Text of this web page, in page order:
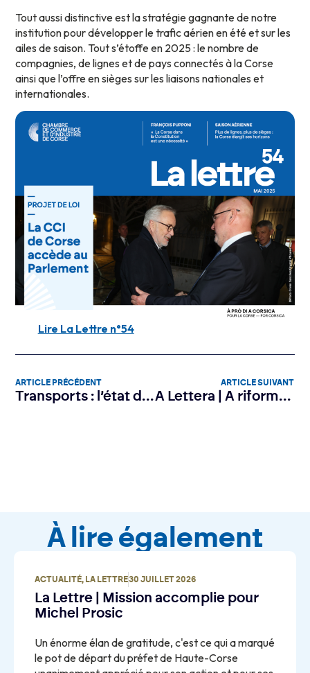
Tout aussi distinctive est la stratégie gagnante de notre
institution pour développer le trafic aérien en été et sur les
ailes de saison. Tout s’étoffe en 2025 : le nombre de
compagnies, de lignes et de pays connectés à la Corse
ainsi que l’offre en sièges sur les liaisons nationales et
internationales.
Lire La Lettre n°54
ARTICLE PRÉCÉDENT
Transports : l’état des lieux de l’offre aérienne et maritime
ARTICLE SUIVANT
A Lettera | A riforma istituziunale di a camera esaminata à u Senatu luni u 2 di ghjugnu
À lire également
ACTUALITÉ, LA LETTRE30 JUILLET 2026
La Lettre | Mission accomplie pour
Michel Prosic
Un énorme élan de gratitude, c'est ce qui a marqué
le pot de départ du préfet de Haute-Corse